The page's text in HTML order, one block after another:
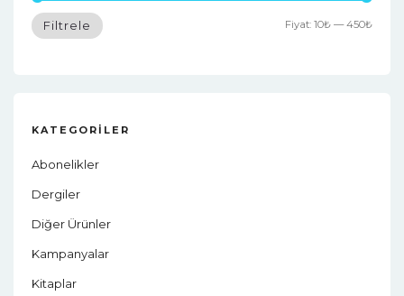
Filtrele Fiyat: 10₺ —450₺
KATEGORILER
Abonelikler
Dergiler
Diğer Ürünler
Kampanyalar
Kitaplar